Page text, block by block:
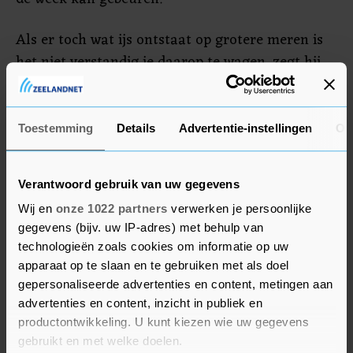
Toestemming Details Advertentie-instellingen
Verantwoord gebruik van uw gegevens
Wij en onze 1022 partners verwerken je persoonlijke
gegevens (bijv. uw IP-adres) met behulp van
technologieën zoals cookies om informatie op uw
apparaat op te slaan en te gebruiken met als doel
gepersonaliseerde advertenties en content, metingen aan
advertenties en content, inzicht in publiek en
productontwikkeling. U kunt kiezen wie uw gegevens
gebruikt en met welke doelen.
Als er toch wat ijs ontstaat op grotere meren is
het niet verstandig je daarop te wagen, zegt hij
verder. Als het water een stukje bevriest en het
water daaronder vervolgens zakt, dan is zo'n
meer "niet zo schaatsbaar". Echte problemen
verwacht hij niet snel, omdat volgens hem gauw
veilig is.
Manager sportparticipatie bij de Koninklijke
Nederlandsche Schaatsenrijders Bond (KNSB)
Jurre Trouw zegt dat mensen het beste naar
natuurijsbanen kunnen gaan als ze willen
schaatsen. Daar wordt bijvoorbeeld een klein
laagje water op beton gespoten, waardoor snel